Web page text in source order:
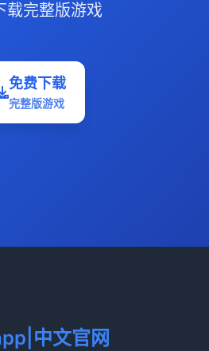
载完整版游戏
免费下载
完整版游戏
中文官网